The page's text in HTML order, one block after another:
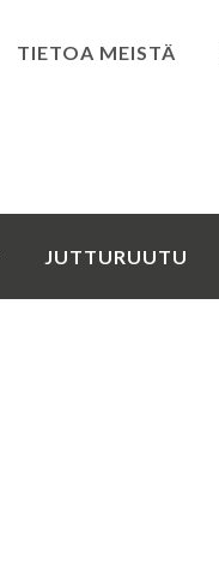
TIETOA MEISTÄ
JUTTURUUTU